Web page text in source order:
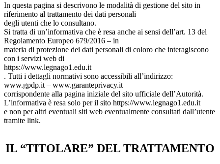
In questa pagina si descrivono le modalità di gestione del sito in
riferimento al trattamento dei dati personali
degli utenti che lo consultano.
Si tratta di un’informativa che è resa anche ai sensi dell’art. 13 del
Regolamento Europeo 679/2016 – in
materia di protezione dei dati personali di coloro che interagiscono
con i servizi web di
https://www.legnago1.edu.it
. Tutti i dettagli normativi sono accessibili all’indirizzo:
www.gpdp.it – www.garanteprivacy.it
corrispondente alla pagina iniziale del sito ufficiale dell’Autorità.
L’informativa è resa solo per il sito https://www.legnago1.edu.it
e non per altri eventuali siti web eventualmente consultati dall’utente
tramite link.
IL “TITOLARE” DEL TRATTAMENTO